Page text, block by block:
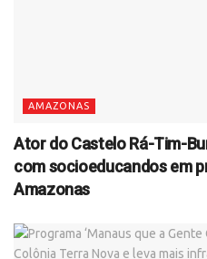
AMAZONAS
Ator do Castelo Rá-Tim-
com socioeducandos em
Amazonas